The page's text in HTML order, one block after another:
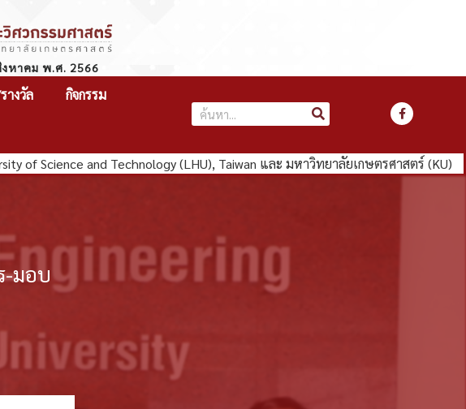
หาคม พ.ศ. 2566
างวัล กิจกรรม
and Technology (LHU), Taiwan และ มหาวิทยาลัยเกษตรศาสตร์ (KU) ค
-มอบ